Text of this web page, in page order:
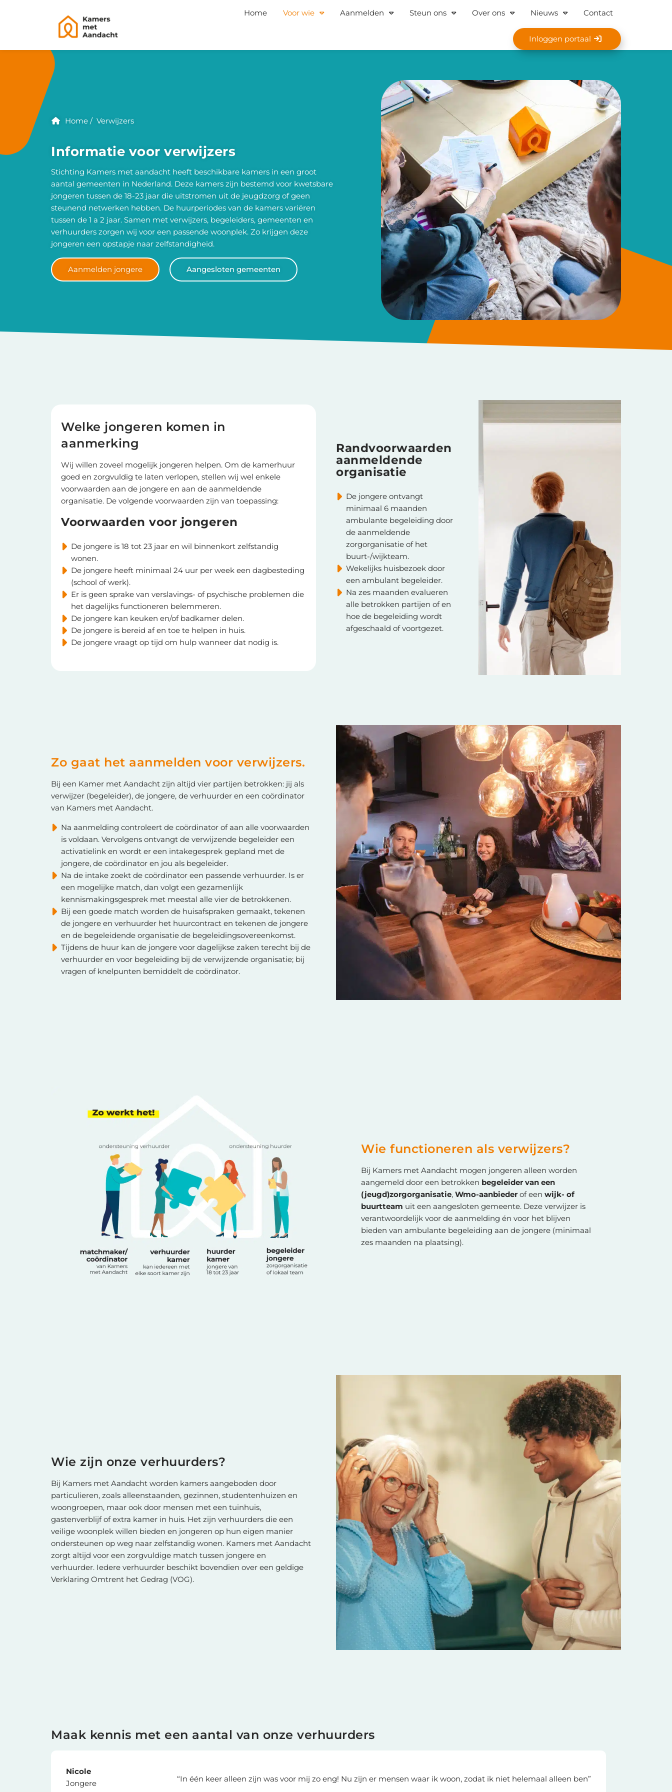
Home Voor wie Aanmelden Steun ons Over ons Nieuws Contact
Inloggen portaal
Home Verwijzers
Informatie voor verwijzers
Stichting Kamers met aandacht heeft beschikbare kamers in een groot
aantal gemeenten in Nederland. Deze kamers zijn bestemd voor kwetsbare
jongeren tussen de 18-23 jaar die uitstromen uit de jeugdzorg of geen
steunend netwerken hebben. De huurperiodes van de kamers variëren
tussen de 1 a 2 jaar. Samen met verwijzers, begeleiders, gemeenten en
verhuurders zorgen wij voor een passende woonplek. Zo krijgen deze
jongeren een opstapje naar zelfstandigheid.
Aanmelden jongere Aangesloten gemeenten
Welke jongeren komen in
aanmerking
Wij willen zoveel mogelijk jongeren helpen. Om de kamerhuur
goed en zorgvuldig te laten verlopen, stellen wij wel enkele
voorwaarden aan de jongere en aan de aanmeldende
organisatie. De volgende voorwaarden zijn van toepassing:
Voorwaarden voor jongeren
De jongere is 18 tot 23 jaar en wil binnenkort zelfstandig
wonen.
De jongere heeft minimaal 24 uur per week een dagbesteding
(school of werk).
Er is geen sprake van verslavings- of psychische problemen die
het dagelijks functioneren belemmeren.
De jongere kan keuken en/of badkamer delen.
De jongere is bereid af en toe te helpen in huis.
De jongere vraagt op tijd om hulp wanneer dat nodig is.
Randvoorwaarden
aanmeldende
organisatie
De jongere ontvangt
minimaal 6 maanden
ambulante begeleiding door
de aanmeldende
zorgorganisatie of het
buurt-/wijkteam.
Wekelijks huisbezoek door
een ambulant begeleider.
Na zes maanden evalueren
alle betrokken partijen of en
hoe de begeleiding wordt
afgeschaald of voortgezet.
Zo gaat het aanmelden voor verwijzers.
Bij een Kamer met Aandacht zijn altijd vier partijen betrokken: jij als
verwijzer (begeleider), de jongere, de verhuurder en een coördinator
van Kamers met Aandacht.
Na aanmelding controleert de coördinator of aan alle voorwaarden
is voldaan. Vervolgens ontvangt de verwijzende begeleider een
activatielink en wordt er een intakegesprek gepland met de
jongere, de coördinator en jou als begeleider.
Na de intake zoekt de coördinator een passende verhuurder. Is er
een mogelijke match, dan volgt een gezamenlijk
kennismakingsgesprek met meestal alle vier de betrokkenen.
Bij een goede match worden de huisafspraken gemaakt, tekenen
de jongere en verhuurder het huurcontract en tekenen de jongere
en de begeleidende organisatie de begeleidingsovereenkomst.
Tijdens de huur kan de jongere voor dagelijkse zaken terecht bij de
verhuurder en voor begeleiding bij de verwijzende organisatie; bij
vragen of knelpunten bemiddelt de coördinator.
Wie functioneren als verwijzers?
Bij Kamers met Aandacht mogen jongeren alleen worden
aangemeld door een betrokken begeleider van een
(jeugd)zorgorganisatie, Wmo-aanbieder of een wijk- of
buurtteam uit een aangesloten gemeente. Deze verwijzer is
verantwoordelijk voor de aanmelding én voor het blijven
bieden van ambulante begeleiding aan de jongere (minimaal
zes maanden na plaatsing).
Wie zijn onze verhuurders?
Bij Kamers met Aandacht worden kamers aangeboden door
particulieren, zoals alleenstaanden, gezinnen, studentenhuizen en
woongroepen, maar ook door mensen met een tuinhuis,
gastenverblijf of extra kamer in huis. Het zijn verhuurders die een
veilige woonplek willen bieden en jongeren op hun eigen manier
ondersteunen op weg naar zelfstandig wonen. Kamers met Aandacht
zorgt altijd voor een zorgvuldige match tussen jongere en
verhuurder. Iedere verhuurder beschikt bovendien over een geldige
Verklaring Omtrent het Gedrag (VOG).
Maak kennis met een aantal van onze verhuurders
Nicole
Jongere
“In één keer alleen zijn was voor mij zo eng! Nu zijn er mensen waar ik woon, zodat ik niet helemaal alleen ben”